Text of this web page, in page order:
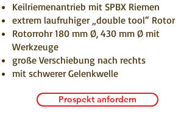
Keilriemenantrieb mit SPBX Riemen
extrem laufruhiger „double tool“ Rotor
Rotorrohr 180 mm Ø, 430 mm Ø mit
Werkzeuge
große Verschiebung nach rechts
mit schwerer Gelenkwelle
Prospekt anfordern